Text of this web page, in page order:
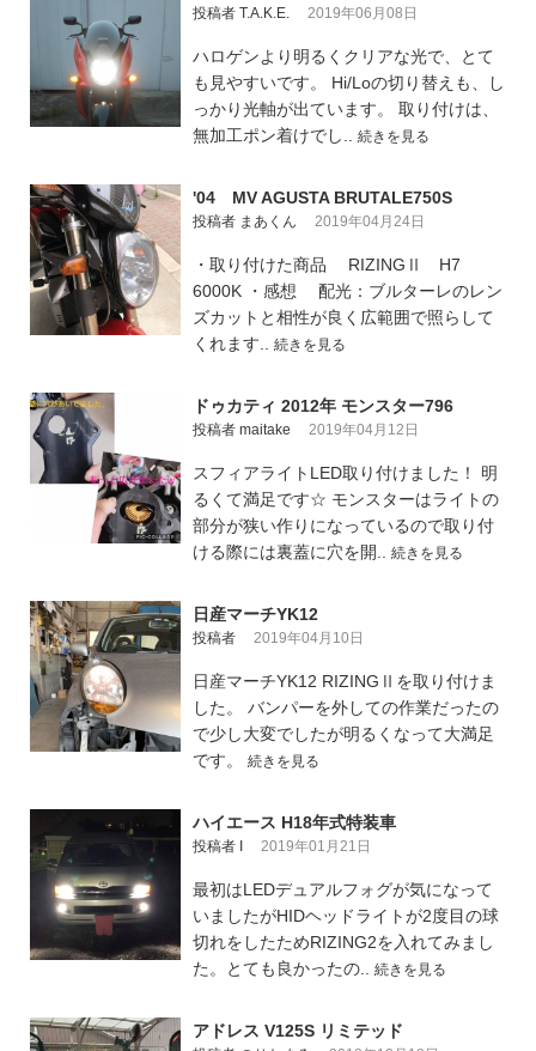
投稿者 T.A.K.E. 2019年06月08日
ハロゲンより明るくクリアな光で、とて
も見やすいです。 Hi/Loの切り替えも、し
っかり光軸が出ています。 取り付けは、
無加工ポン着けでし.. 続きを見る
'04 MV AGUSTA BRUTALE750S
投稿者 まあくん 2019年04月24日
・取り付けた商品 RIZINGⅡ H7
6000K ・感想 配光：ブルターレのレン
ズカットと相性が良く広範囲で照らして
くれます.. 続きを見る
ドゥカティ 2012年 モンスター796
投稿者 maitake 2019年04月12日
スフィアライトLED取り付けました！ 明
るくて満足です☆ モンスターはライトの
部分が狭い作りになっているので取り付
ける際には裏蓋に穴を開.. 続きを見る
日産マーチYK12
投稿者 2019年04月10日
日産マーチYK12 RIZINGⅡを取り付けま
した。 バンパーを外しての作業だったの
で少し大変でしたが明るくなって大満足
です。 続きを見る
ハイエース H18年式特装車
投稿者 I 2019年01月21日
最初はLEDデュアルフォグが気になって
いましたがHIDヘッドライトが2度目の球
切れをしたためRIZING2を入れてみまし
た。とても良かったの.. 続きを見る
アドレス V125S リミテッド